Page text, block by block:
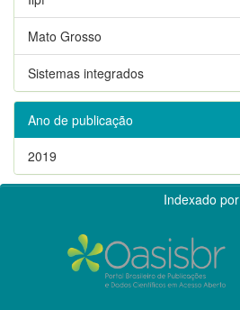
Mato Grosso
Sistemas integrados
Ano de publicação
2019
Indexado por